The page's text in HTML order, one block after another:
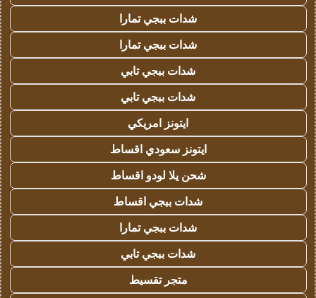
شدات ببجي تمارا
شدات ببجي تمارا
شدات ببجي تابي
شدات ببجي تابي
ايتونز امريكي
ايتونز سعودي اقساط
شحن يلا لودو اقساط
شدات ببجي اقساط
شدات ببجي تمارا
شدات ببجي تابي
متجر تقسيط